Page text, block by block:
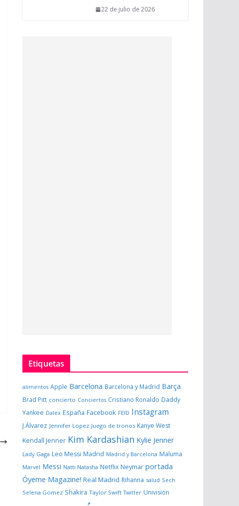
22 de julio de 2026
Etiquetas
alimentos Apple Barcelona Barcelona y Madrid Barça
Brad Pitt concierto Conciertos Cristiano Ronaldo Daddy
Yankee Dalex España Facebook FEID Instagram
J.Álvarez Jennifer Lopez Juego de tronos Kanye West
Kendall Jenner Kim Kardashian Kylie Jenner
Lady Gaga Leo Messi Madrid Madrid y Barcelona Maluma
Marvel Messi Natti Natasha Netflix Neymar portada
Óyeme Magazine! Real Madrid Rihanna salud Sech
Selena Gomez Shakira Taylor Swift Twitter Univision